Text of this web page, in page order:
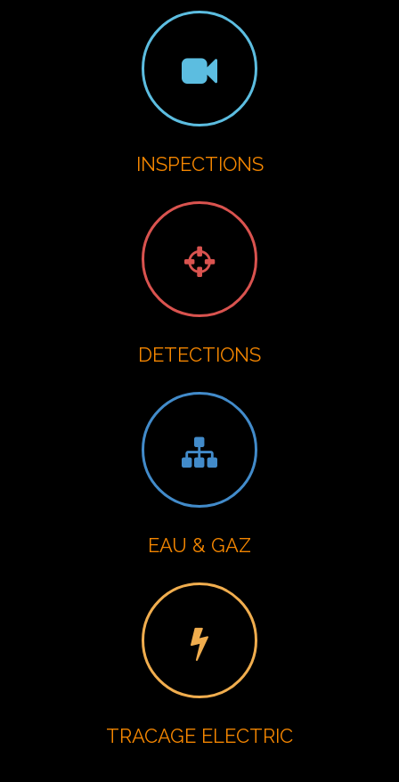
INSPECTIONS
DETECTIONS
EAU & GAZ
TRACAGE ELECTRIC